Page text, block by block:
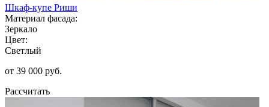
Шкаф-купе Риши
Материал фасада:
Зеркало
Цвет:
Светлый
от 39 000 руб.
Рассчитать